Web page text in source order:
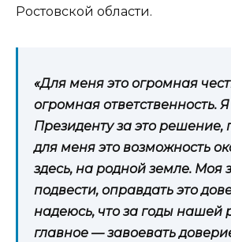
Ростовской области.
«Для меня это огромная
огромная ответственность.
Президенту за это решение,
для меня это возможность
здесь, на родной земле. Моя
подвести, оправдать это
надеюсь, что за годы нашей
главное — завоевать